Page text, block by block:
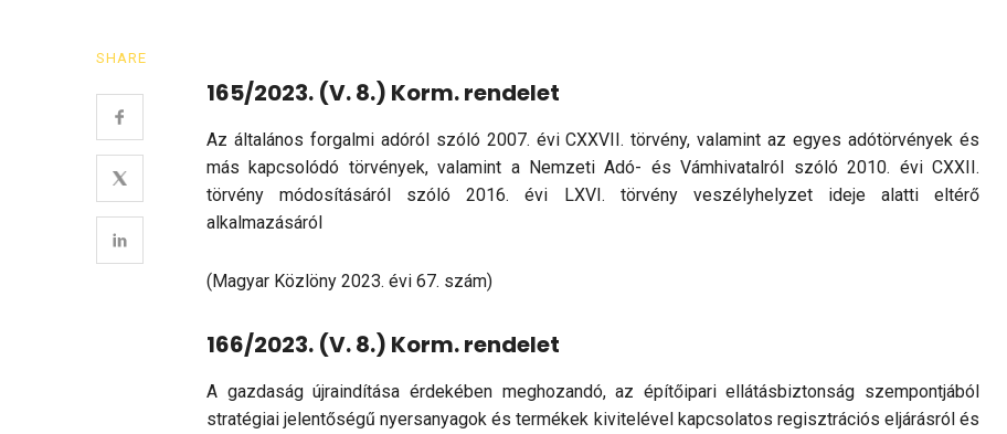
SHARE
165/2023. (V. 8.) Korm. rendelet
Az általános forgalmi adóról szóló 2007. évi CXXVII. törvény, valamint az egyes adótörvények és
más kapcsolódó törvények, valamint a Nemzeti Adó- és Vámhivatalról szóló 2010. évi CXXII.
törvény módosításáról szóló 2016. évi LXVI. törvény veszélyhelyzet ideje alatti eltérő
alkalmazásáról
(Magyar Közlöny 2023. évi 67. szám)
166/2023. (V. 8.) Korm. rendelet
A gazdaság újraindítása érdekében meghozandó, az építőipari ellátásbiztonság szempontjából
stratégiai jelentőségű nyersanyagok és termékek kivitelével kapcsolatos regisztrációs eljárásról és